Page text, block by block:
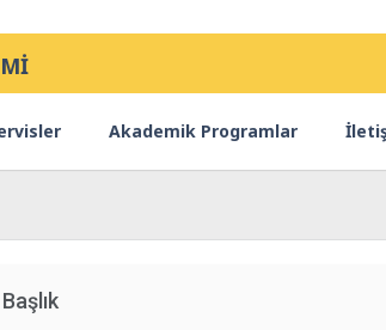
Akademik Programlar